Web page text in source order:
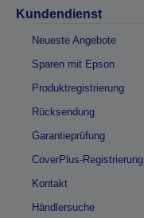
Kundendienst
Neueste Angebote
Sparen mit Epson
Produktregistrierung
Rücksendung
Garantieprüfung
CoverPlus-Registrierung
Kontakt
Händlersuche